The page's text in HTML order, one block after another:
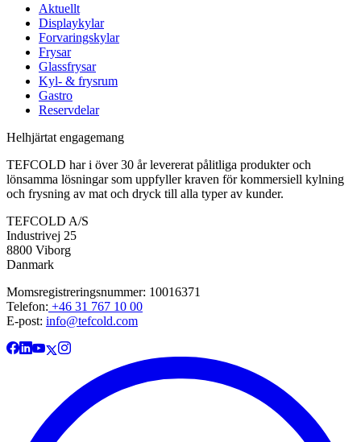
Aktuellt
Displaykylar
Forvaringskylar
Frysar
Glassfrysar
Kyl- & frysrum
Gastro
Reservdelar
Helhjärtat engagemang
TEFCOLD har i över 30 år levererat pålitliga produkter och
lönsamma lösningar som uppfyller kraven för kommersiell kylning
och frysning av mat och dryck till alla typer av kunder.
TEFCOLD A/S
Industrivej 25
8800 Viborg
Danmark
Momsregistreringsnummer: 10016371
Telefon: +46 31 767 10 00
E-post: info@tefcold.com